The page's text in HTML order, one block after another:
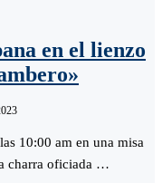
en el lienzo
10:00 am en una misa
charra oficiada …